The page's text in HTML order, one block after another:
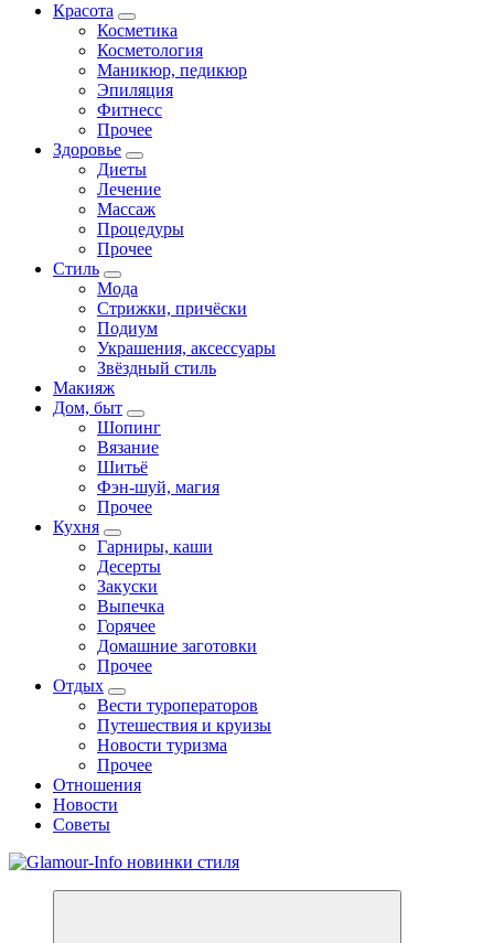
Красота
Косметика
Косметология
Маникюр, педикюр
Эпиляция
Фитнесс
Прочее
Здоровье
Диеты
Лечение
Массаж
Процедуры
Прочее
Стиль
Мода
Стрижки, причёски
Подиум
Украшения, аксессуары
Звёздный стиль
Макияж
Дом, быт
Шопинг
Вязание
Шитьё
Фэн-шуй, магия
Прочее
Кухня
Гарниры, каши
Десерты
Закуски
Выпечка
Горячее
Домашние заготовки
Прочее
Отдых
Вести туроператоров
Путешествия и круизы
Новости туризма
Прочее
Отношения
Новости
Советы
Секреты молодости, красоты и долголетия. Гламурный журнал